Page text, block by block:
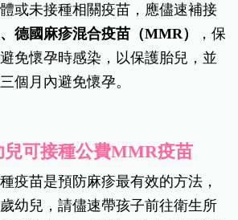
或未接種相關疫苗，應儘速補接
德國麻疹混合疫苗（MMR）
，保
免懷孕時感染，以保護胎兒，並
個月內避免懷孕。
兒可接種公費MMR疫苗
疫苗是預防麻疹最有效的方法，
幼兒，請儘速帶孩子前往衛生所